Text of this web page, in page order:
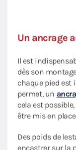
Un ancrage
Il est
dès son
chaque pied est
permet, un
cela est
être mis en
Des poids de
encastrer sur la